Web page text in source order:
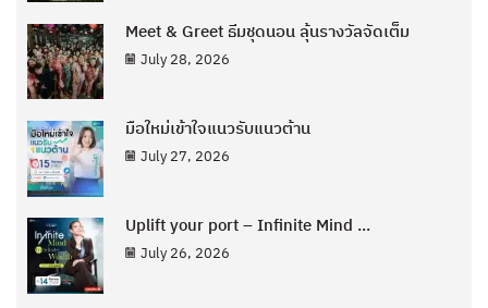
Meet & Greet ธีมชุดนอน ลุ้นรางวัลจัดเต็ม
July 28, 2026
มือใหม่เข้าใจแนวรับแนวต้าน
July 27, 2026
Uplift your port – Infinite Mind ...
July 26, 2026